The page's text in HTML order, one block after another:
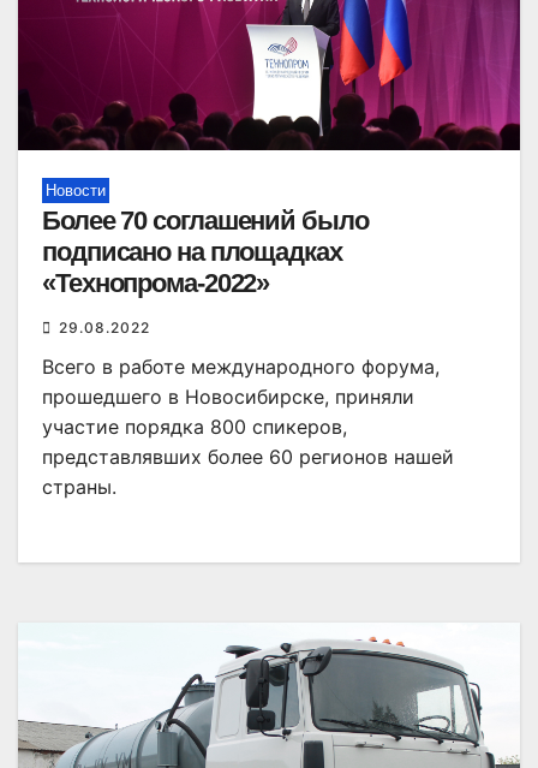
Новости
Более 70 соглашений было
подписано на площадках
«Технопрома-2022»
29.08.2022
Всего в работе международного форума,
прошедшего в Новосибирске, приняли
участие порядка 800 спикеров,
представлявших более 60 регионов нашей
страны.